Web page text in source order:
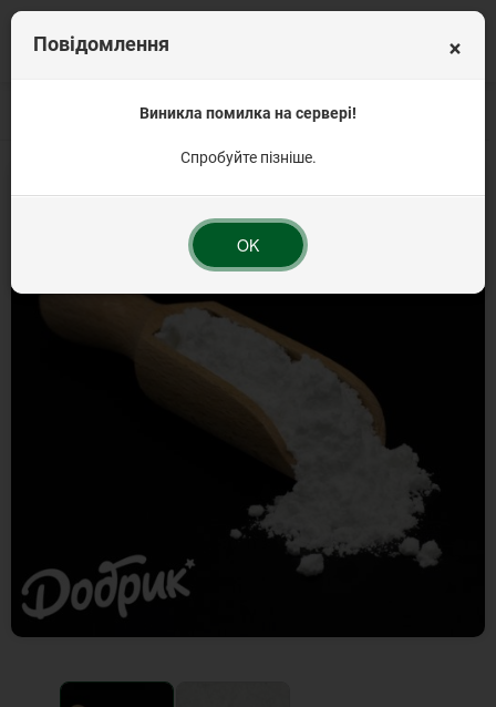
Вагова продукція Кондитерські інгредієнти від 1 кг
×
Повідомлення
Виникла помилка на сервері!
Спробуйте пізніше.
OK